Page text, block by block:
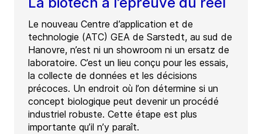
Le nouveau Centre d’application et de
technologie (ATC) GEA de Sarstedt, au sud de
Hanovre, n’est ni un showroom ni un ersatz de
laboratoire. C’est un lieu conçu pour les essais,
la collecte de données et les décisions
précoces. Un endroit où l’on détermine si un
concept biologique peut devenir un procédé
industriel robuste. Cette étape est plus
importante qu’il n’y paraît.